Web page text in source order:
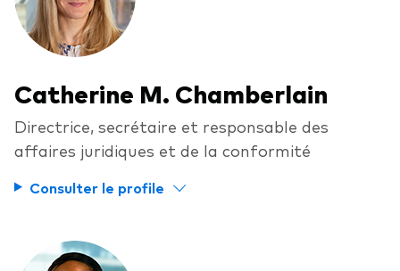
Catherine M. Chamberlain
Directrice, secrétaire et responsable des
affaires juridiques et de la conformité
Consulter le profile